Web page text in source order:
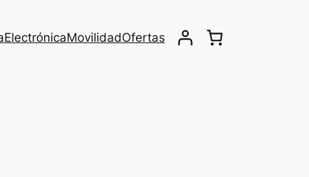
ElectrónicaMovilidadOfertas